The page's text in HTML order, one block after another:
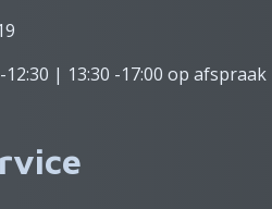
12:30 | 13:30 -17:00 op afspraak